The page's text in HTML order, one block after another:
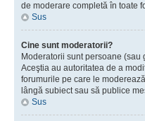
de moderare completă în toate
Sus
Cine sunt moderatorii?
Moderatorii sunt persoane
Aceştia au autoritatea de a
forumurile pe care le
lângă subiect sau să publice
Sus